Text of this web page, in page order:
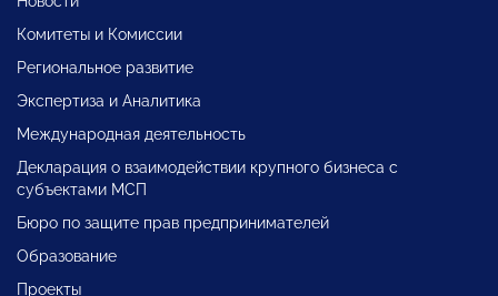
Комитеты и Комиссии
Региональное развитие
Экспертиза и Аналитика
Международная деятельность
Декларация о взаимодействии крупного бизнеса с
субъектами МСП
Бюро по защите прав предпринимателей
Образование
Проекты